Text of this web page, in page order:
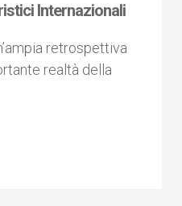
Internazionali
retrospettiva
realtà della